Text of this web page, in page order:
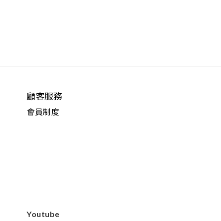
顧客服務
會員制度
Youtube